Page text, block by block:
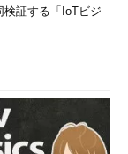
証する「IoTビジ